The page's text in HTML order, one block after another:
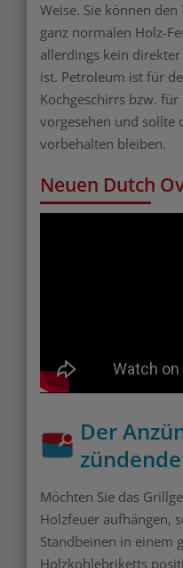
Weise. Sie können
ganz normalen Holz-
allerdings kein
ist. Petroleum ist für
Kochgeschirrs bzw. für
vorgesehen und sollte
vorbehalten bleiben.
Neuen Dutch
Der
Möchten Sie das
Holzfeuer aufhängen,
Standbeinen in einem
Holzkohlebriketts